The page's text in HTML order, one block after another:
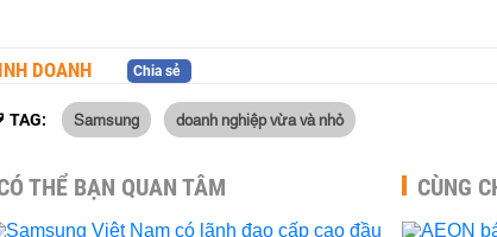
DOANH Chia sẻ
TAG: Samsung doanh nghiệp vừa và nhỏ
THỂ BẠN QUAN TÂM CÙNG